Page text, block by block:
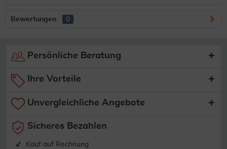
Bewertungen 0
Persönliche Beratung
Ihre Vorteile
Unvergleichliche Angebote
Sicheres Bezahlen
Kauf auf Rechnung